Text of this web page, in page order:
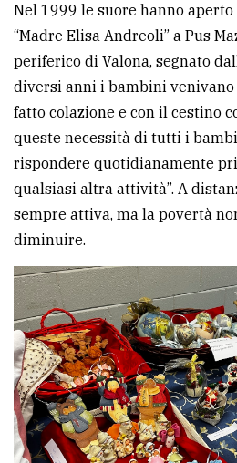
Nel 1999 le suore hanno
“Madre Elisa Andreoli” a Pus
periferico di Valona, segnato
diversi anni i bambini venivano
fatto colazione e con il cestino
queste necessità di tutti i
rispondere quotidianamente
qualsiasi altra attività”. A
sempre attiva, ma la povertà
diminuire.